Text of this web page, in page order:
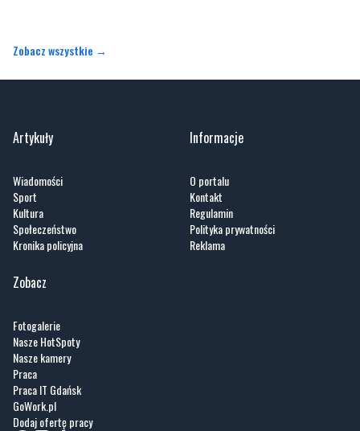
Zobacz wszystkie →
Artykuły
Wiadomości
Sport
Kultura
Społeczeństwo
Kronika policyjna
Informacje
O portalu
Kontakt
Regulamin
Polityka prywatności
Reklama
Zobacz
Fotogalerie
Nasze HotSpoty
Nasze kamery
Praca
Praca IT Gdańsk
GoWork.pl
Dodaj ofertę pracy